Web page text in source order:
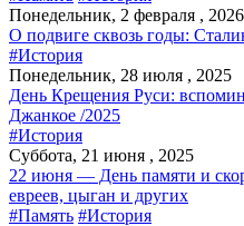
Понедельник, 2 февраля , 2026
О подвиге сквозь годы:
#История
Понедельник, 28 июля , 2025
День Крещения Руси:
Джанкое /2025
#История
Суббота, 21 июня , 2025
22 июня — День памяти и
евреев, цыган и других
#Память #История